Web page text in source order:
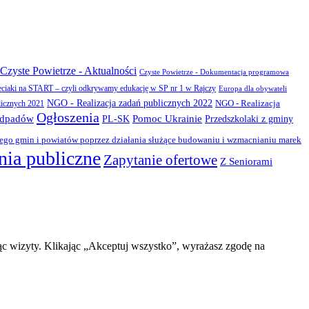
Czyste Powietrze - Aktualności Czyste Powietrze - Dokumentacja programowa
na START – czyli odkrywamy edukację w SP nr 1 w Rajczy Europa dla obywateli
2021 NGO - Realizacja zadań publicznych 2022 NGO - Realizacja
Ogłoszenia PL-SK Pomoc Ukrainie Przedszkolaki z gminy
gmin i powiatów poprzez działania służące budowaniu i wzmacnianiu marek
publiczne Zapytanie ofertowe Z Seniorami
wizyty. Klikając „Akceptuj wszystko”, wyrażasz zgodę na